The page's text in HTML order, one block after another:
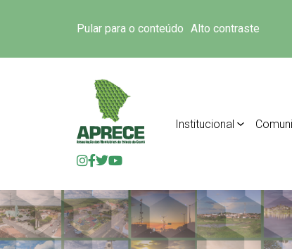
Pular para o conteúdo Alto contraste
Institucional